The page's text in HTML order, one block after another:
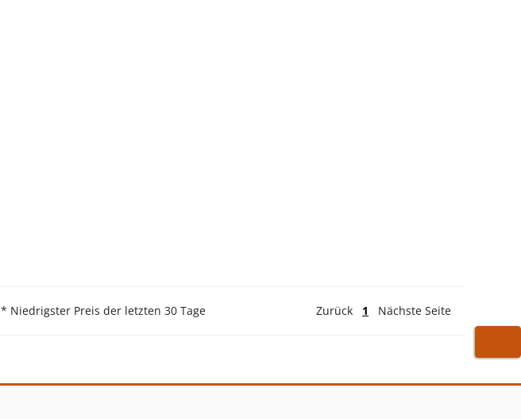
* Niedrigster Preis der letzten 30 Tage Zurück 1 Nächste Seite